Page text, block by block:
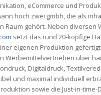
eCommerce und
hoch zwei gmbh, die als
Raum gehört. Neben diversen
setzt das rund 20-köpfige
eigenen Produktion
Werbemittelvertrieben über
Digitaldruck,
und maximal individuell
sowie die Just-in-